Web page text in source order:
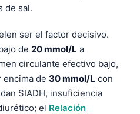
de sal.
ser el factor decisivo.
de 20 mmol/L a
circulante efectivo bajo,
encima de 30 mmol/L con
SIADH, insuficiencia
el Relación